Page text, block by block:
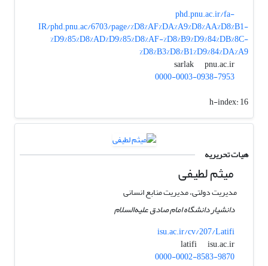
phd.pnu.ac.ir/fa-
IR/phd.pnu.ac/6703/page/%D8%AF%DA%A9%D8%AA%D8%B1-
%D9%85%D8%AD%D9%85%D8%AF-%D8%B9%D9%84%DB%8C-
%D8%B3%D8%B1%D9%84%DA%A9
sarlak
pnu.ac.ir
0000-0003-0938-7953
h-index:16
هیات تحریریه
میثم لطیفی
مدیریت دولتی، مدیریت منابع انسانی
دانشیار دانشگاه امام صادق علیه‌السلام
isu.ac.ir/cv/207/Latifi
latifi
isu.ac.ir
0000-0002-8583-9870